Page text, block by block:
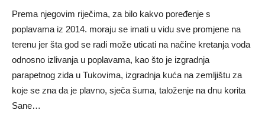
Prema njegovim riječima, za bilo kakvo poređenje s
poplavama iz 2014. moraju se imati u vidu sve promjene na
terenu jer šta god se radi može uticati na načine kretanja voda
odnosno izlivanja u poplavama, kao što je izgradnja
parapetnog zida u Tukovima, izgradnja kuća na zemljištu za
koje se zna da je plavno, sječa šuma, taloženje na dnu korita
Sane…